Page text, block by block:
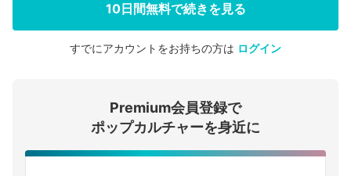
会員登録する
ログインする
10日間無料で続きを見る
すでにアカウントをお持ちの方は ログイン
Premium会員登録で
ポップカルチャーを身近に